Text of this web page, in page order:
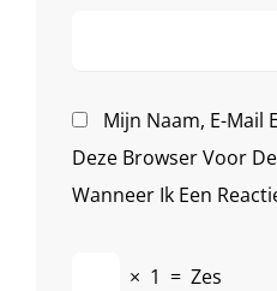
Mijn Naam, E-Mail
Deze Browser Voor
Wanneer Ik Een
× 1 = Zes